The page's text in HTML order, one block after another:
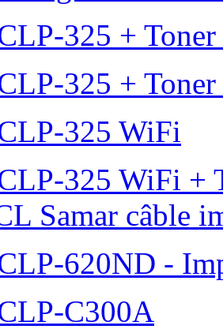
325 +
325 +
325 WiFi
325 WiFi +
Samar câble
620ND -
C300A